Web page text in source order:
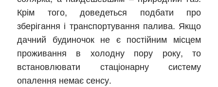
Крім того, доведеться подбати про
зберігання і транспортування палива. Якщо
дачний будиночок не є постійним місцем
проживання в холодну пору року, то
встановлювати стаціонарну систему
опалення немає сенсу.